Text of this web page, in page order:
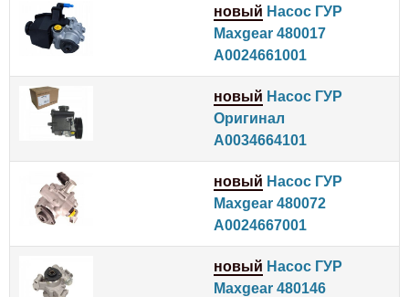
новый Насос ГУР
Maxgear 480017
A0024661001
новый Насос ГУР
Оригинал
A0034664101
новый Насос ГУР
Maxgear 480072
A0024667001
новый Насос ГУР
Maxgear 480146